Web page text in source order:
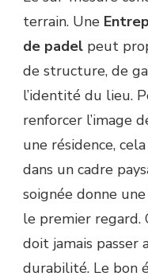
terrain. Une
de padel peut
de structure, de
l’identité du lieu.
renforcer l’image
une résidence,
dans un cadre
soignée donne
le premier regard.
doit jamais passer
durabilité. Le bon